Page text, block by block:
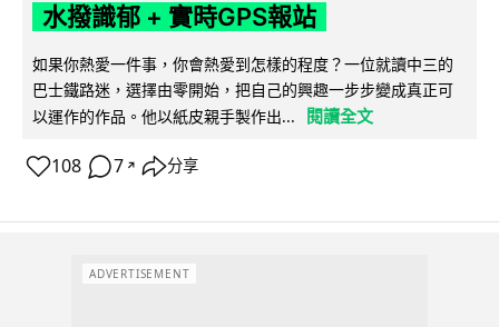
水撥識郁 + 實時GPS報站
如果你熱愛一件事，你會熱愛到怎樣的程度？一位就讀中三的
巴士鐵路迷，選擇由零開始，把自己的興趣一步步變成真正可
以運作的作品。他以紙皮親手製作出...
閱讀全文
108 7 ↗ 分享
ADVERTISEMENT